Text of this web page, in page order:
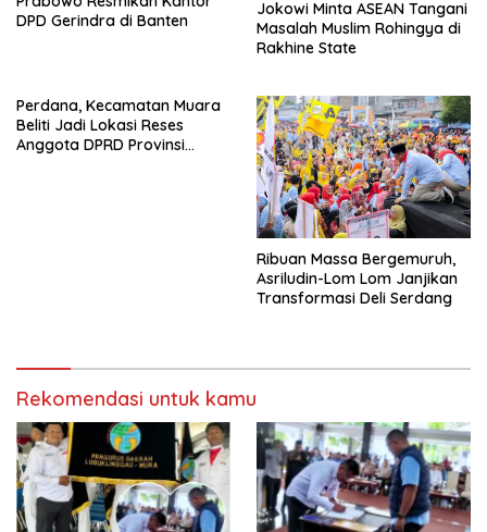
DPD Gerindra di Banten
Jokowi Minta ASEAN Tangani
Masalah Muslim Rohingya di
Rakhine State
Perdana, Kecamatan Muara
Beliti Jadi Lokasi Reses
Anggota DPRD Provinsi
Ribuan Massa Bergemuruh,
Asriludin-Lom Lom Janjikan
Transformasi Deli Serdang
Rekomendasi untuk kamu